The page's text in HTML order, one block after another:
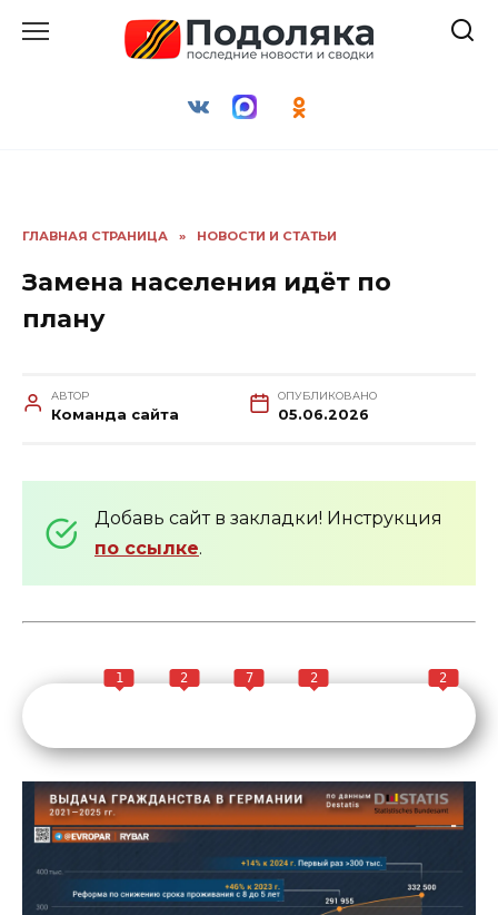
ГЛАВНАЯ СТРАНИЦА » НОВОСТИ И СТАТЬИ
Замена населения идёт по
плану
АВТОР
Команда сайта
ОПУБЛИКОВАНО
05.06.2026
Добавь сайт в закладки! Инструкция
по ссылке.
1 2 7 2 2